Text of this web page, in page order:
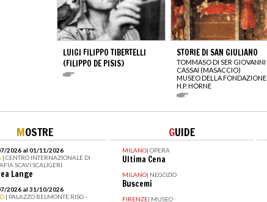
LUIGI FILIPPO TIBERTELLI
(FILIPPO DE PISIS)
STORIE DI SAN GIULIANO
TOMMASO DI SER GIOVANNI
CASSAI (MASACCIO)
MUSEO DELLA FONDAZIONE
H.P. HORNE
MOSTRE
2026 al 01/11/2026
| CENTRO INTERNAZIONALE DI
SCAVI SCALIGERI
Lange
2026 al 31/10/2026
| PALAZZO BELMONTE RISO -
GUIDE
MILANO| OPERA
Ultima Cena
MILANO| NEGOZIO
Buscemi
FIRENZE| MUSEO